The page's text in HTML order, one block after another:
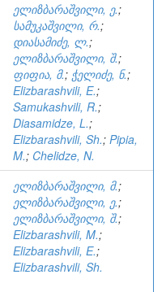
ელიზბარაშვილი, ე.;
სამუკაშვილი, რ.;
დიასამიძე, ლ.;
ელიზბარაშვილი, შ.;
ფიფია, მ.; ჭელიძე, ნ.;
Elizbarashvili, E.;
Samukashvili, R.;
Diasamidze, L.;
Elizbarashvili, Sh.; Pipia,
M.; Chelidze, N.
ელიზბარაშვილი, მ.;
ელიზბარაშვილი, ე.;
ელიზბარაშვილი, შ.;
Elizbarashvili, M.;
Elizbarashvili, E.;
Elizbarashvili, Sh.